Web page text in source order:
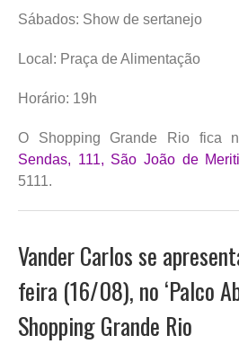
Sábados: Show de sertanejo
Local: Praça de Alimentação
Horário: 19h
O Shopping Grande Rio fica
Sendas, 111, São João de Meriti
5111.
Vander Carlos se
feira (16/08), no ‘Palco
Shopping Grande Rio